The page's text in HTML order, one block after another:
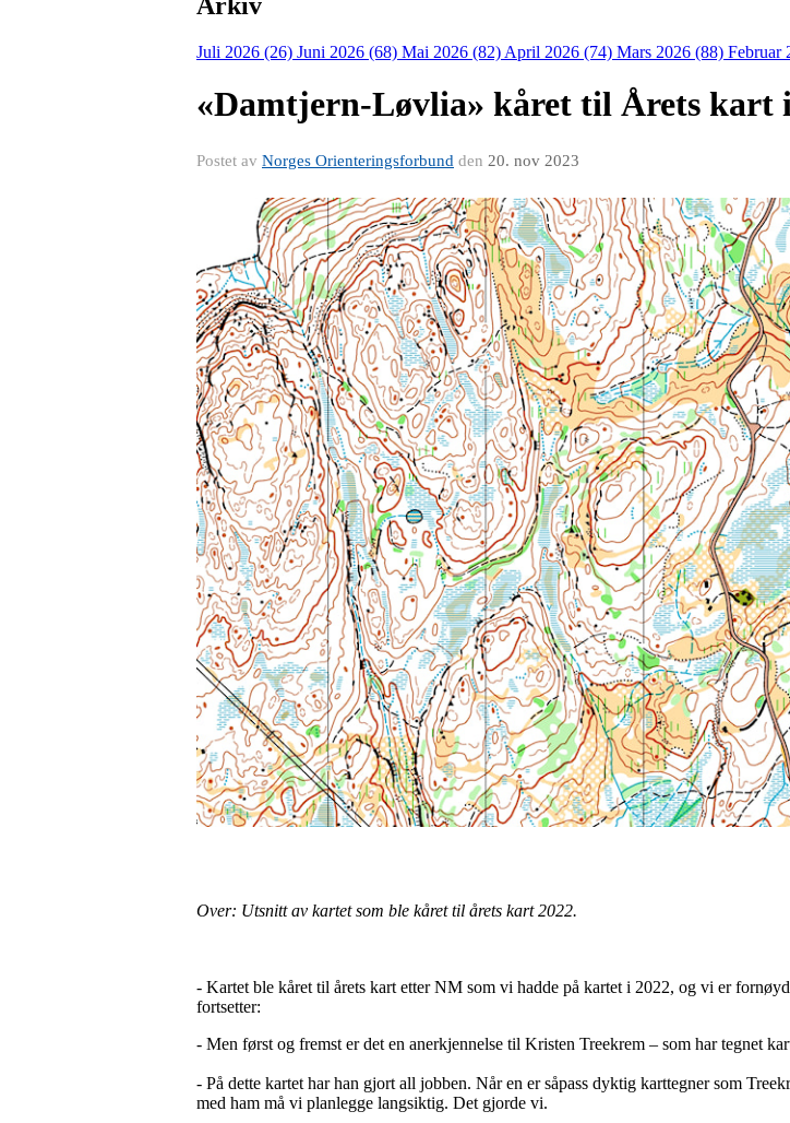
Juli 2026 (26) Juni 2026 (68) Mai 2026 (82) April 2026 (74) Mars 2026 (88) Februar
«Damtjern-Løvlia» kåret til Årets kart
Postet av Norges Orienteringsforbund den 20. nov 2023
Over: Utsnitt av kartet som ble kåret til årets kart 2022.
- Kartet ble kåret til årets kart etter NM som vi hadde på kartet i 2022, og vi er
fortsetter:
- Men først og fremst er det en anerkjennelse til Kristen Treekrem – som har tegnet
- På dette kartet har han gjort all jobben. Når en er såpass dyktig karttegner som
med ham må vi planlegge langsiktig. Det gjorde vi.